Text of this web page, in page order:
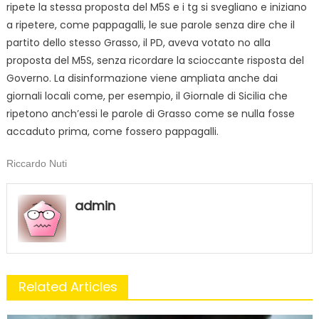
ripete la stessa proposta del M5S e i tg si svegliano e iniziano
a ripetere, come pappagalli, le sue parole senza dire che il
partito dello stesso Grasso, il PD, aveva votato no alla
proposta del M5S, senza ricordare la scioccante risposta del
Governo. La disinformazione viene ampliata anche dai
giornali locali come, per esempio, il Giornale di Sicilia che
ripetono anch’essi le parole di Grasso come se nulla fosse
accaduto prima, come fossero pappagalli.
Riccardo Nuti
admin
Related Articles